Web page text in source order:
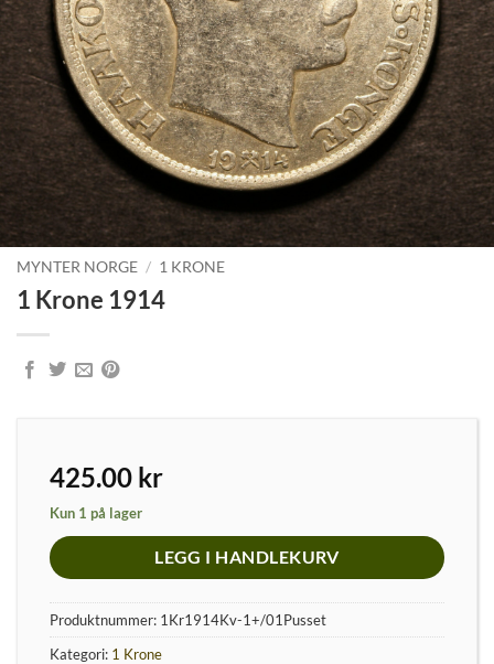
MYNTER NORGE / 1 KRONE
1 Krone 1914
425.00 kr
Kun 1 på lager
LEGG I HANDLEKURV
Produktnummer: 1Kr1914Kv-1+/01Pusset
Kategori: 1 Krone